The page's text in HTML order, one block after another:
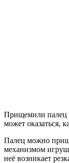
Прищемили палец
может оказаться,
Палец можно
механизмом
неё возникает